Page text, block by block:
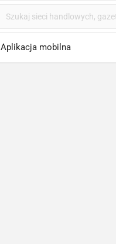
Aplikacja mobilna